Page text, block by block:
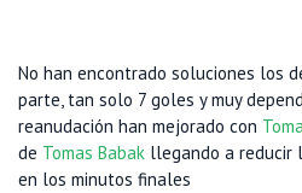
No han encontrado soluciones los
parte, tan solo 7 goles y muy
reanudación han mejorado con
de Tomas Babak llegando a reducir
en los minutos finales